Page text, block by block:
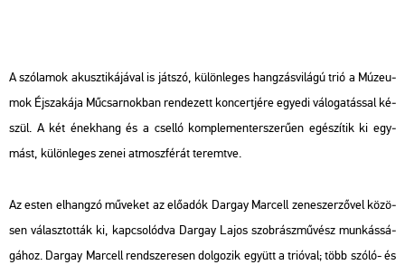
A szó­la­mok akusz­ti­ká­já­val is ját­szó, kü­lön­le­ges hang­zás­vi­lá­gú trió a Mú­ze­u­
mok Éj­sza­ká­ja Mű­csar­nok­ban ren­de­zett kon­cert­jé­re egye­di vá­lo­ga­tás­sal ké­
szül. A két ének­hang és a csel­ló komp­le­men­ter­sze­rű­en egé­szí­tik ki egy­
mást, kü­lön­le­ges zenei at­mosz­fé­rát te­remt­ve.
Az esten el­hang­zó mű­ve­ket az elő­adók Dar­gay Mar­cell ze­ne­szer­ző­vel kö­zö­
sen vá­lasz­tot­ták ki, kap­cso­lód­va Dar­gay Lajos szob­rász­mű­vész mun­kás­sá­
gá­hoz. Dar­gay Mar­cell rend­sze­re­sen dol­go­zik együtt a tri­ó­val; több szóló- és